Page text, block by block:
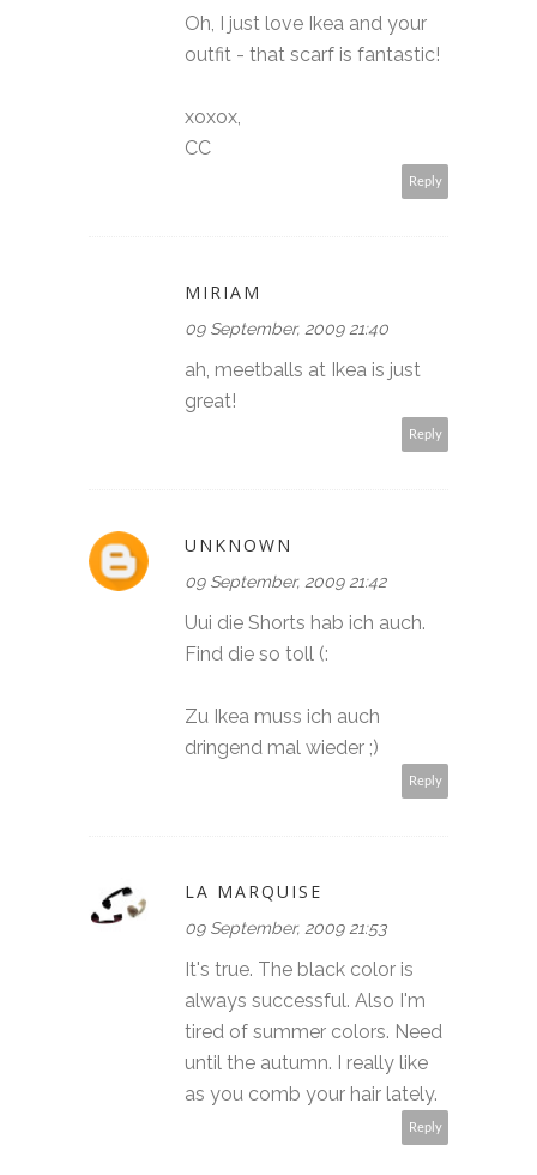
Oh, I just love Ikea and your
outfit - that scarf is fantastic!
xoxox,
CC
Reply
MIRIAM
09 September, 2009 21:40
ah, meetballs at Ikea is just
great!
Reply
UNKNOWN
09 September, 2009 21:42
Uui die Shorts hab ich auch.
Find die so toll (:
Zu Ikea muss ich auch
dringend mal wieder ;)
Reply
LA MARQUISE
09 September, 2009 21:53
It's true. The black color is
always successful. Also I'm
tired of summer colors. Need
until the autumn. I really like
as you comb your hair lately.
Reply